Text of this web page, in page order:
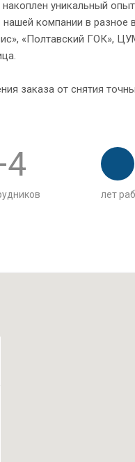
уникальный
нашей компании в
«Полтавский ГОК»,
заказа от снятия
4
лет